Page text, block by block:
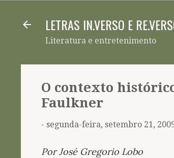
LETRAS IN.VERSO E
Literatura e entretenimento
O contexto
Faulkner
- segunda-feira, setembro 21,
Por José Gregorio Lobo